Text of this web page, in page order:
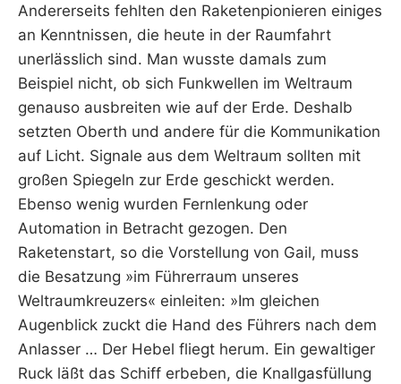
Andererseits fehlten den Raketenpionieren einiges
an Kenntnissen, die heute in der Raumfahrt
unerlässlich sind. Man wusste damals zum
Beispiel nicht, ob sich Funkwellen im Weltraum
genauso ausbreiten wie auf der Erde. Deshalb
setzten Oberth und andere für die Kommunikation
auf Licht. Signale aus dem Weltraum sollten mit
großen Spiegeln zur Erde geschickt werden.
Ebenso wenig wurden Fernlenkung oder
Automation in Betracht gezogen. Den
Raketenstart, so die Vorstellung von Gail, muss
die Besatzung »im Führerraum unseres
Weltraumkreuzers« einleiten: »Im gleichen
Augenblick zuckt die Hand des Führers nach dem
Anlasser … Der Hebel fliegt herum. Ein gewaltiger
Ruck läßt das Schiff erbeben, die Knallgasfüllung